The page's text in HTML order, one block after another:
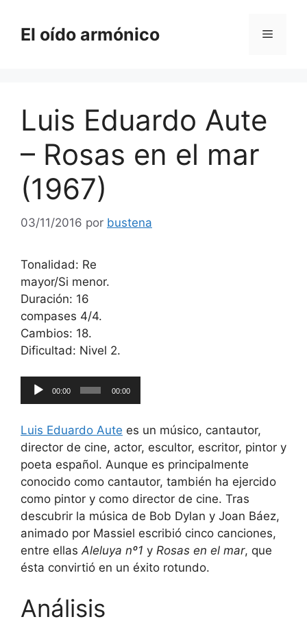
contenido
El oído armónico Menú
Luis Eduardo Aute
– Rosas en el mar
(1967)
03/11/2016 por bustena
Tonalidad: Re
mayor/Si menor.
Duración: 16
compases 4/4.
Cambios: 18.
Dificultad: Nivel 2.
Reproductor
de
00:00 00:00
Luis Eduardo Aute es un músico, cantautor,
director de cine, actor, escultor, escritor, pintor y
poeta español. Aunque es principalmente
conocido como cantautor, también ha ejercido
como pintor y como director de cine. Tras
descubrir la música de Bob Dylan y Joan Báez,
animado por Massiel escribió cinco canciones,
entre ellas Aleluya nº1 y Rosas en el mar, que
ésta convirtió en un éxito rotundo.
Análisis